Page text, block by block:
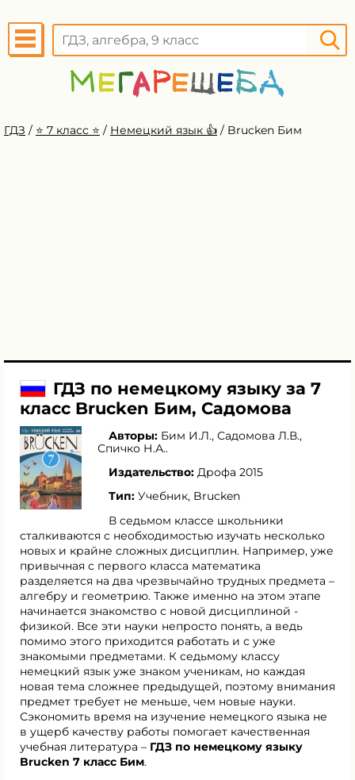
ГДЗ / ⭐️ 7 класс ⭐️ / Немецкий язык 👍 / Brucken Бим
ГДЗ по немецкому языку за 7
класс Brucken Бим, Садомова
Авторы: Бим И.Л., Садомова Л.В.,
Спичко Н.А..
Издательство: Дрофа 2015
Тип: Учебник, Brucken
В седьмом классе школьники
сталкиваются с необходимостью изучать несколько
новых и крайне сложных дисциплин. Например, уже
привычная с первого класса математика
разделяется на два чрезвычайно трудных предмета –
алгебру и геометрию. Также именно на этом этапе
начинается знакомство с новой дисциплиной -
физикой. Все эти науки непросто понять, а ведь
помимо этого приходится работать и с уже
знакомыми предметами. К седьмому классу
немецкий язык уже знаком ученикам, но каждая
новая тема сложнее предыдущей, поэтому внимания
предмет требует не меньше, чем новые науки.
Сэкономить время на изучение немецкого языка не
в ущерб качеству работы помогает качественная
учебная литература – ГДЗ по немецкому языку
Brucken 7 класс Бим.